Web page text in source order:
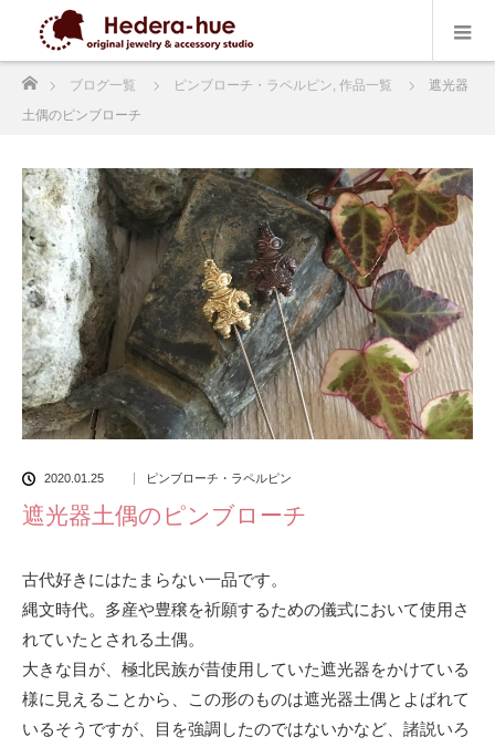
ブログ一覧 ピンブローチ・ラペルピン, 作品一覧
遮光器
土偶のピンブローチ
2020.01.25 ピンブローチ・ラペルピン
遮光器土偶のピンブローチ
古代好きにはたまらない一品です。
縄文時代。多産や豊穣を祈願するための儀式において使用さ
れていたとされる土偶。
大きな目が、極北民族が昔使用していた遮光器をかけている
様に見えることから、この形のものは遮光器土偶とよばれて
いるそうですが、目を強調したのではないかなど、諸説いろ